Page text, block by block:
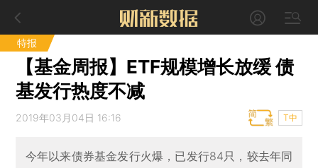
特报
【基金周报】ETF规模增长放缓 债
基发行热度不减
2019年03月04日 16:16 T中
今年以来债券基金发行火爆，已发行84只，较去年同